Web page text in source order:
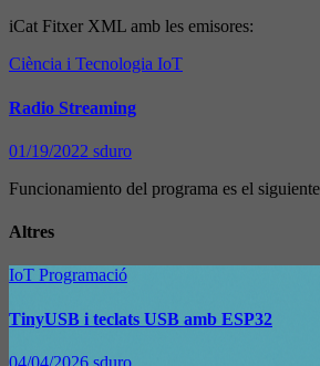
iCat Fitxer XML amb les emisores:
Ciència i Tecnologia IoT
Radio Streaming
01/19/2022 sduro
Funcionamiento del programa es el
Altres
IoT Programació
TinyUSB i teclats USB amb ESP32
04/04/2026 sduro